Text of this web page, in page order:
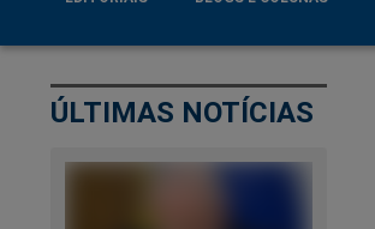
ÚLTIMAS NOTÍCIAS